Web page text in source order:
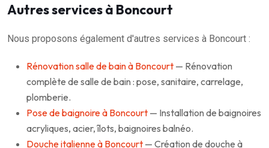
Autres services à Boncourt
Nous proposons également d'autres services à Boncourt :
Rénovation salle de bain à Boncourt — Rénovation
complète de salle de bain : pose, sanitaire, carrelage,
plomberie.
Pose de baignoire à Boncourt — Installation de baignoires
acryliques, acier, îlots, baignoires balnéo.
Douche italienne à Boncourt — Création de douche à